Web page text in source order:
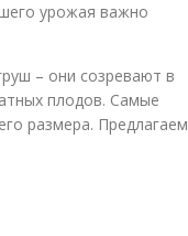
урожая важно
– они созревают в
плодов. Самые
размера. Предлагаем